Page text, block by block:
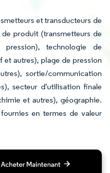
et transducteurs de
produit (transmetteurs de
technologie de
autres), plage de pression
sortie/communication
secteur d'utilisation finale
et autres), géographie.
en termes de valeur